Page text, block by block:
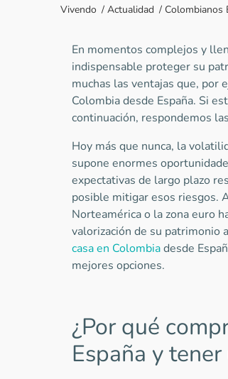
Vivendo / Actualidad / Colombianos
En momentos complejos y
indispensable proteger su
muchas las ventajas que, por
Colombia desde España. Si
continuación, respondemos
Hoy más que nunca, la
supone enormes
expectativas de largo plazo
posible mitigar esos riesgos.
Norteamérica o la zona euro
valorización de su patrimonio
casa en Colombiadesde
mejores opciones.
¿Por qué
España y